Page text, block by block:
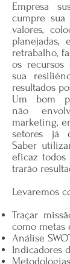
Empresa
cumpre sua
valores,
retrabalho,
os recursos
sua
resultados
Um bom
não
marketing,
setores já
Saber
eficaz todos
trarão
Levaremos
Traçar
como metas
Análise
Indicadores